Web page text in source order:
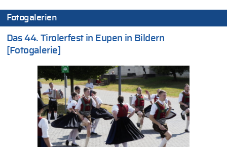
07.08.2026 - 11:31 von Zuhörer zu
Tempolimit in 30er-Zonen – Untersuchung von Vias
07.08.2026 - 11:23 von Dax zu
Tempolimit in 30er-Zonen – Untersuchung von Vias
07.08.2026 - 11:20 von JoKrings zu
In Belgien missachten zwei von drei Autofahrern das
Tempolimit in 30er-Zonen – Untersuchung von Vias
07.08.2026 - 11:15 von Dax zu
Wie kam es zur Ceuta-Krise?
07.08.2026 - 11:12 von Frage zu
Fotogalerien
Das 44. Tirolerfest in Eupen in Bildern
[Fotogalerie]